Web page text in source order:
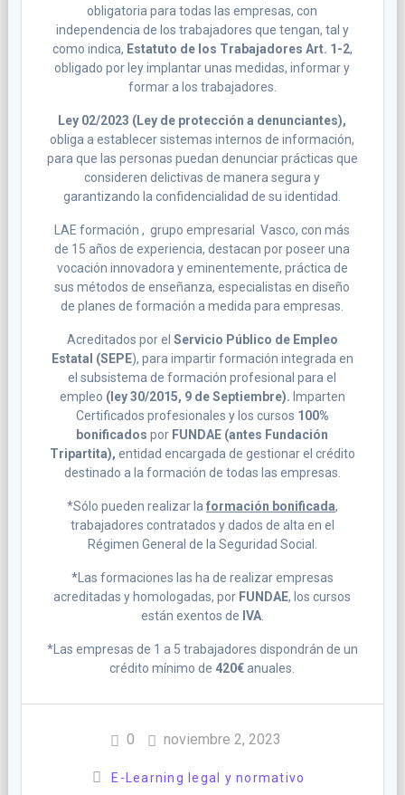
obligatoria para todas las empresas, con
independencia de los trabajadores que tengan, tal y
como indica, Estatuto de los Trabajadores Art. 1-2,
obligado por ley implantar unas medidas, informar y
formar a los trabajadores.
Ley 02/2023 (Ley de protección a denunciantes),
obliga a establecer sistemas internos de información,
para que las personas puedan denunciar prácticas que
consideren delictivas de manera segura y
garantizando la confidencialidad de su identidad.
LAE formación , grupo empresarial Vasco, con más
de 15 años de experiencia, destacan por poseer una
vocación innovadora y eminentemente, práctica de
sus métodos de enseñanza, especialistas en diseño
de planes de formación a medida para empresas.
Acreditados por el Servicio Público de Empleo
Estatal (SEPE), para impartir formación integrada en
el subsistema de formación profesional para el
empleo (ley 30/2015, 9 de Septiembre). Imparten
Certificados profesionales y los cursos 100%
bonificados por FUNDAE (antes Fundación
Tripartita), entidad encargada de gestionar el crédito
destinado a la formación de todas las empresas.
*Sólo pueden realizar la formación bonificada,
trabajadores contratados y dados de alta en el
Régimen General de la Seguridad Social.
*Las formaciones las ha de realizar empresas
acreditadas y homologadas, por FUNDAE, los cursos
están exentos de IVA.
*Las empresas de 1 a 5 trabajadores dispondrán de un
crédito mínimo de 420€anuales.
0 noviembre 2, 2023
E-Learning legal y normativo